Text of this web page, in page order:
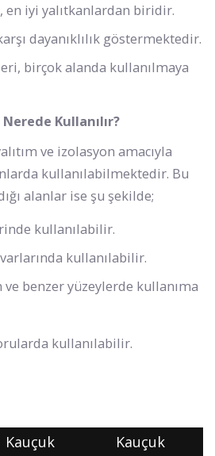
en iyi yalıtkanlardan biridir.
dayanıklılık göstermektedir.
birçok alanda kullanılmaya
Kullanılır?
ve izolasyon amacıyla
kullanılabilmektedir. Bu
alanlar ise şu şekilde;
kullanılabilir.
kullanılabilir.
ve benzer yüzeylerde kullanıma
kullanılabilir.
Kauçuk
Kauçuk